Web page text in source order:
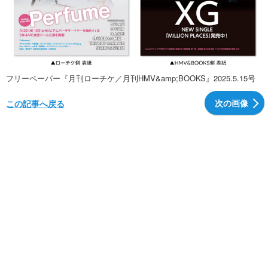
フリーペーパー『月刊ローチケ／月刊HMV&amp;BOOKS』2025.5.15号
次の画像
この記事へ戻る